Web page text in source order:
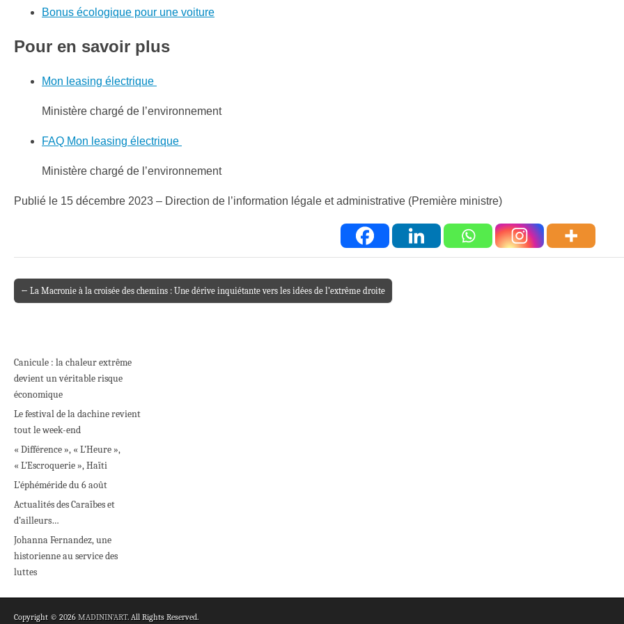
Bonus écologique pour une voiture
Pour en savoir plus
Mon leasing électrique
Ministère chargé de l’environnement
FAQ Mon leasing électrique
Ministère chargé de l’environnement
Publié le 15 décembre 2023 – Direction de l’information légale et administrative (Première ministre)
Post navigation
← La Macronie à la croisée des chemins : Une dérive inquiétante vers les idées de l’extrême droite
Canicule : la chaleur extrême
devient un véritable risque
économique
Le festival de la dachine revient
tout le week-end
« Différence », « L’Heure »,
« L’Escroquerie », Haïti
L’éphéméride du 6 août
Actualités des Caraïbes et
d’ailleurs…
Johanna Fernandez, une
historienne au service des
luttes
Copyright © 2026 MADININ'ART. All Rights Reserved.